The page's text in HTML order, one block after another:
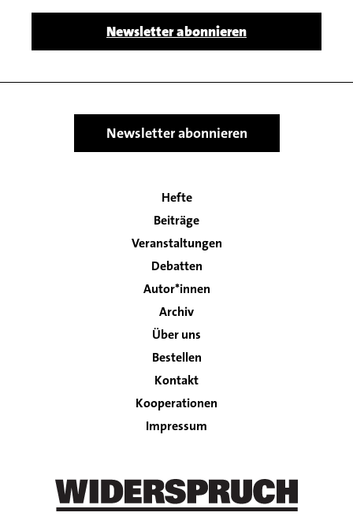
Newsletter abonnieren
Main
navigation
Hefte
Beiträge
Veranstaltungen
Debatten
Autor*innen
Archiv
Über uns
Bestellen
Footer
Kontakt
Kooperationen
Impressum
Newsletter abonnieren